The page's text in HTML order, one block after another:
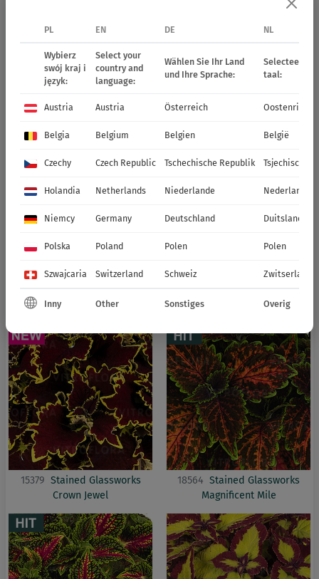
Main Street Franklin
Street
Boulevard
RABATOWE RÓŻNE
GLASSWORKS
15379 Stained Glassworks
Crown Jewel
18564 Stained Glassworks
Magnificent Mile
PL EN DE NL
Wybierz
swój kraj i
język:
Select your
country and
language:
Wählen Sie Ihr Land
und Ihre Sprache:
Selecteer uw
taal:
Austria Austria Österreich Oostenrijk
Belgia Belgium Belgien België
Czechy Czech Republic Tschechische Republik Tsjechische
Holandia Netherlands Niederlande Nederland
Niemcy Germany Deutschland Duitsland
Polska Poland Polen Polen
Szwajcaria Switzerland Schweiz Zwitserland
Inny Other Sonstiges Overig